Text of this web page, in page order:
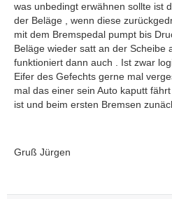
was unbedingt erwähnen sollte ist
der Beläge , wenn diese
mit dem Bremspedal pumpt bis
Beläge wieder satt an der Scheibe
funktioniert dann auch . Ist zwar
Eifer des Gefechts gerne mal
mal das einer sein Auto kaputt
ist und beim ersten Bremsen
Gruß Jürgen